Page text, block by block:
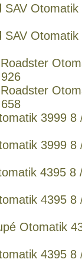
SAV
SAV
3999
3999
4395 8
4395
Otomatik
4395